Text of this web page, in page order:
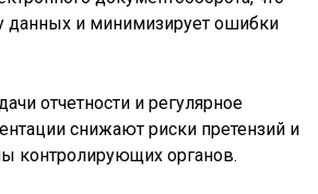
данных и минимизирует ошибки
отчетности и регулярное
снижают риски претензий и
контролирующих органов.